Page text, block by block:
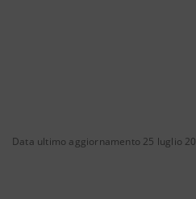
Data ultimo aggiornamento 25 luglio